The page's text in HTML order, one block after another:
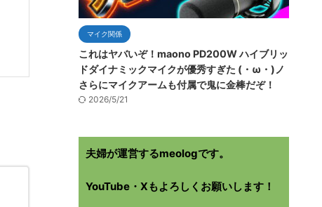
マイク関係
これはヤバいぞ！maono PD200W ハイブリッ
ドダイナミックマイクが優秀すぎた (・ω・)ノ
さらにマイクアームも付属で鬼に金棒だぞ！
2026/5/21
夫婦が運営するmeologです。
YouTube・Xもよろしくお願いします！